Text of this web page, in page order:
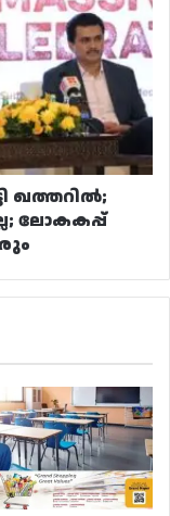
ഖത്തറിൽ;
ലോകകപ്പ്